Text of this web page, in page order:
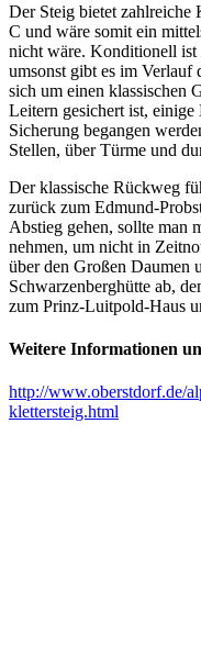
Der Steig bietet zahlreiche
C und wäre somit ein
nicht wäre. Konditionell ist
umsonst gibt es im Verlauf
sich um einen klassischen
Leitern gesichert ist, einige
Sicherung begangen
Stellen, über Türme und
Der klassische Rückweg
zurück zum Edmund-
Abstieg gehen, sollte man
nehmen, um nicht in
über den Großen Daumen
Schwarzenberghütte ab,
zum Prinz-Luitpold-Haus
Weitere Informationen
http://www.oberstdorf.de/
klettersteig.html